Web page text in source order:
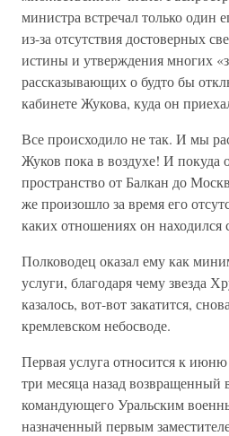
министра встречал только один
из-за отсутствия достоверных
истины и утверждения многих
рассказывающих о будто бы
кабинете Жукова, куда он
Все происходило не так. И мы
Жуков пока в воздухе! И покуда
пространство от Балкан до
же произошло за время его
каких отношениях он
Полководец оказал ему как
услуги, благодаря чему звезда
казалось, вот-вот закатится,
кремлевском небосводе.
Первая услуга относится к
три месяца назад
командующего Уральским
назначенный первым